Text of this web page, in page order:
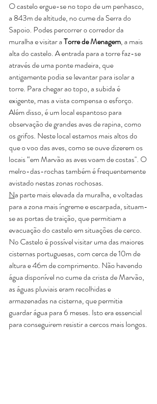
O castelo ergue-se no topo de um penhasco,
a 843m de altitude, no cume da Serra do
Sapoio. Podes percorrer o corredor da
muralha e visitar a Torre de Menagem, a mais
alta do castelo. A entrada para a torre faz-se
através de uma ponte madeira, que
antigamente podia se levantar para isolar a
torre. Para chegar ao topo, a subida é
exigente, mas a vista compensa o esforço.
Além disso, é um local espantoso para
observação de grandes aves de rapina, como
os grifos. Neste local estamos mais altos do
que o voo das aves, como se ouve dizerem os
locais “em Marvão as aves voam de costas". O
melro-das-rochas também é frequentemente
avistado nestas zonas rochosas.
Na parte mais elevada da muralha, e voltadas
para a zona mais íngreme e escarpada, situam-
se as portas de traição, que permitiam a
evacuação do castelo em situações de cerco.
No Castelo é possível visitar uma das maiores
cisternas portuguesas, com cerca de 10m de
altura e 46m de comprimento. Não havendo
água disponível no cume da crista de Marvão,
as águas pluviais eram recolhidas e
armazenadas na cisterna, que permitia
guardar água para 6 meses. Isto era essencial
para conseguirem resistir a cercos mais longos.